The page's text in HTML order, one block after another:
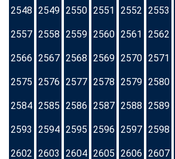
2548 2549 2550 2551 2552 2553
2557 2558 2559 2560 2561 2562
2566 2567 2568 2569 2570 2571
2575 2576 2577 2578 2579 2580
2584 2585 2586 2587 2588 2589
2593 2594 2595 2596 2597 2598
2602 2603 2604 2605 2606 2607